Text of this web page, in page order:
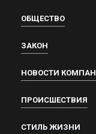
ОБЩЕСТВО
ЗАКОН
НОВОСТИ
ПРОИСШЕСТВИЯ
СТИЛЬ ЖИЗНИ